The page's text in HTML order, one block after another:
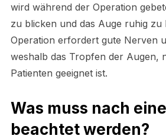
wird während der Operation
zu blicken und das Auge ruhig zu
Operation erfordert gute Nerven
weshalb das Tropfen der Augen,
Patienten geeignet ist.
Was muss nach
beachtet werden?